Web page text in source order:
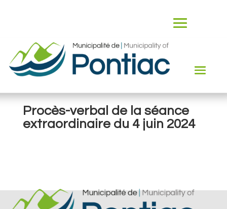
Procès-verbal de la séance
extraordinaire du 4 juin 2024